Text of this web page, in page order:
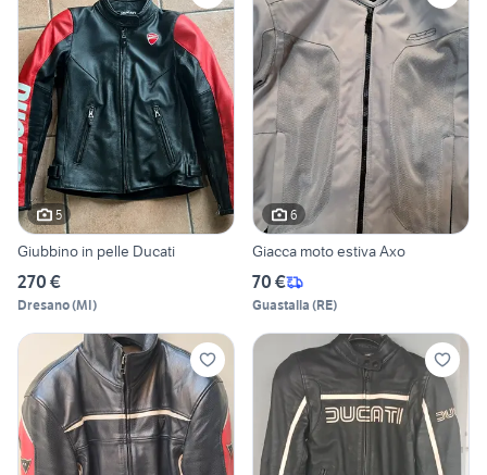
5
Giubbino in pelle Ducati
270 €
Dresano(MI)
6
Giacca moto estiva Axo
70 €
Guastalla (RE)